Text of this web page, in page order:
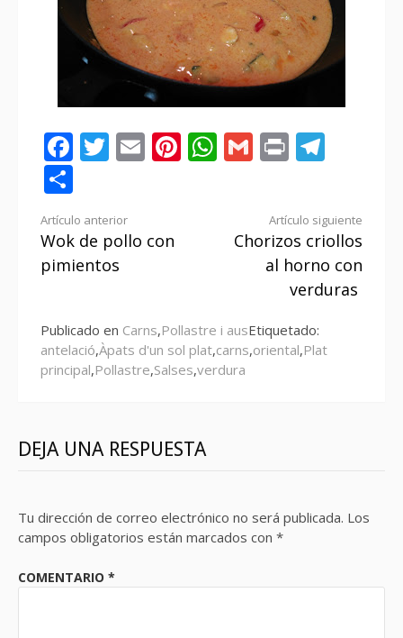
Facebook
Twitter
EmailPinterest
WhatsApp
Gmail
Print
Seguir
leyendo
Artículo anterior
Wok de pollo con
pimientos
Artículo siguiente
Chorizos criollos
al horno con
verduras
Publicado en Carns,Pollastre i ausEtiquetado:
antelació,Àpats d'un sol plat,carns,oriental,Plat
principal,Pollastre,Salses,verdura
DEJA UNA RESPUESTA
Tu dirección de correo electrónico no será publicada. Los
campos obligatorios están marcados con *
COMENTARIO *